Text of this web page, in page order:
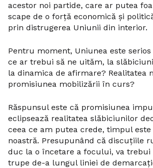
acestor noi partide, care ar putea
scape de o forță economică și
prin distrugerea Uniunii din interior.
Pentru moment, Uniunea este
ce ar trebui să ne uităm, la
la dinamica de afirmare? Realitatea
promisiunea mobilizării în curs?
Răspunsul este că promisiunea
eclipsează realitatea slăbiciunilor
ceea ce am putea crede, timpul
noastră. Presupunând că discuțiile
duc la o încetare a focului, va trebui
trupe de-a lungul liniei de